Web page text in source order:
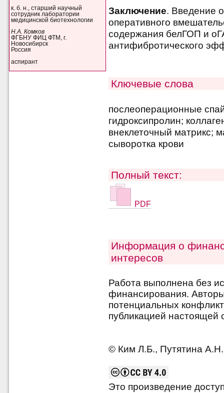
к. б. н., старший научный
сотрудник лаборатории
медицинской биотехнологии
Н.А. Комков
ФГБНУ ФИЦ ФТМ, г.
Новосибирск
Россия
аспирант
Заключение. Введение
оперативного
содержания белГОП и
антифибротического
Ключевые слова
послеоперационные
гидроксипролин;
внеклеточный матрикс;
сыворотка крови
Полный текст:
PDF
Информация о
интересов
Работа выполнена без
финансирования.
потенциальных
публикацией настоящей
© Ким Л.Б., Путятина
Это произведение